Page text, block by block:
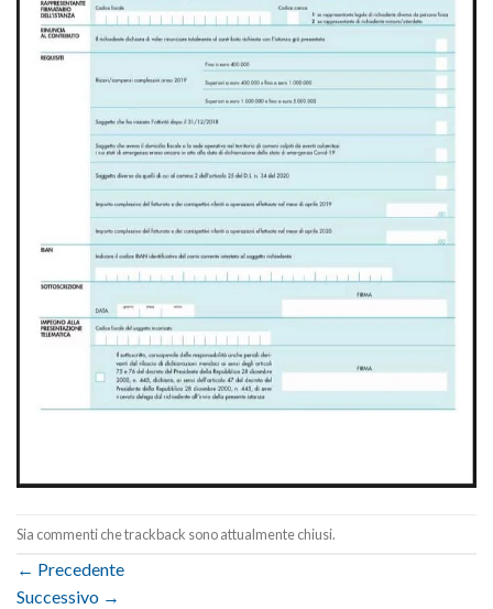
Sia commenti che trackback sono attualmente chiusi.
← Precedente
Successivo →